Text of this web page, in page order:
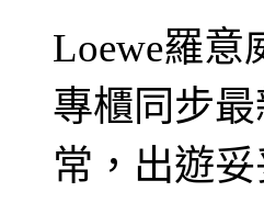
Loewe羅意
專櫃同步
常，出遊